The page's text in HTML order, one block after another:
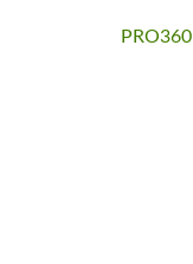
PRO360